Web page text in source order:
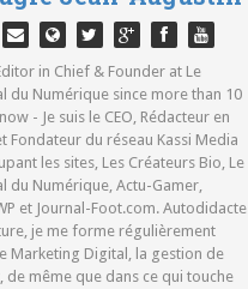
in Chief & Founder at Le
du Numérique since more than 10
- Je suis le CEO, Rédacteur en
Fondateur du réseau Kassi Media
les sites, Les Créateurs Bio, Le
du Numérique, Actu-Gamer,
et Journal-Foot.com. Autodidacte
je me forme régulièrement
Marketing Digital, la gestion de
de même que dans ce qui touche